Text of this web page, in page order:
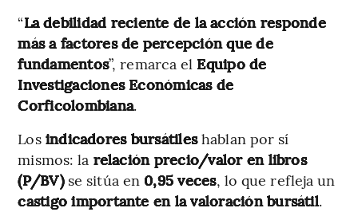
“La debilidad reciente de la acción responde
más a factores de percepción que de
fundamentos”, remarca el Equipo de
Investigaciones Económicas de
Corficolombiana.
Los indicadores bursátileshablan por sí
mismos: la relación precio/valor en libros
(P/BV)se sitúa en 0,95 veces, lo que refleja un
castigo importante en la valoración bursátil.